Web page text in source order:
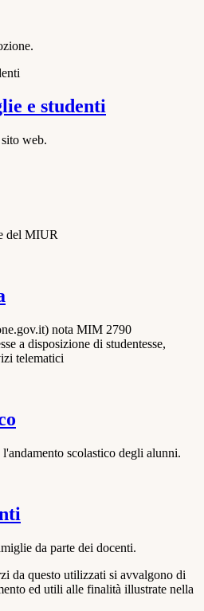
e studenti
web.
del MIUR
nota MIM 2790
a disposizione di studentesse,
telematici
scolastico degli alunni.
da parte dei docenti.
da questo utilizzati si avvalgono di
ed utili alle finalità illustrate nella